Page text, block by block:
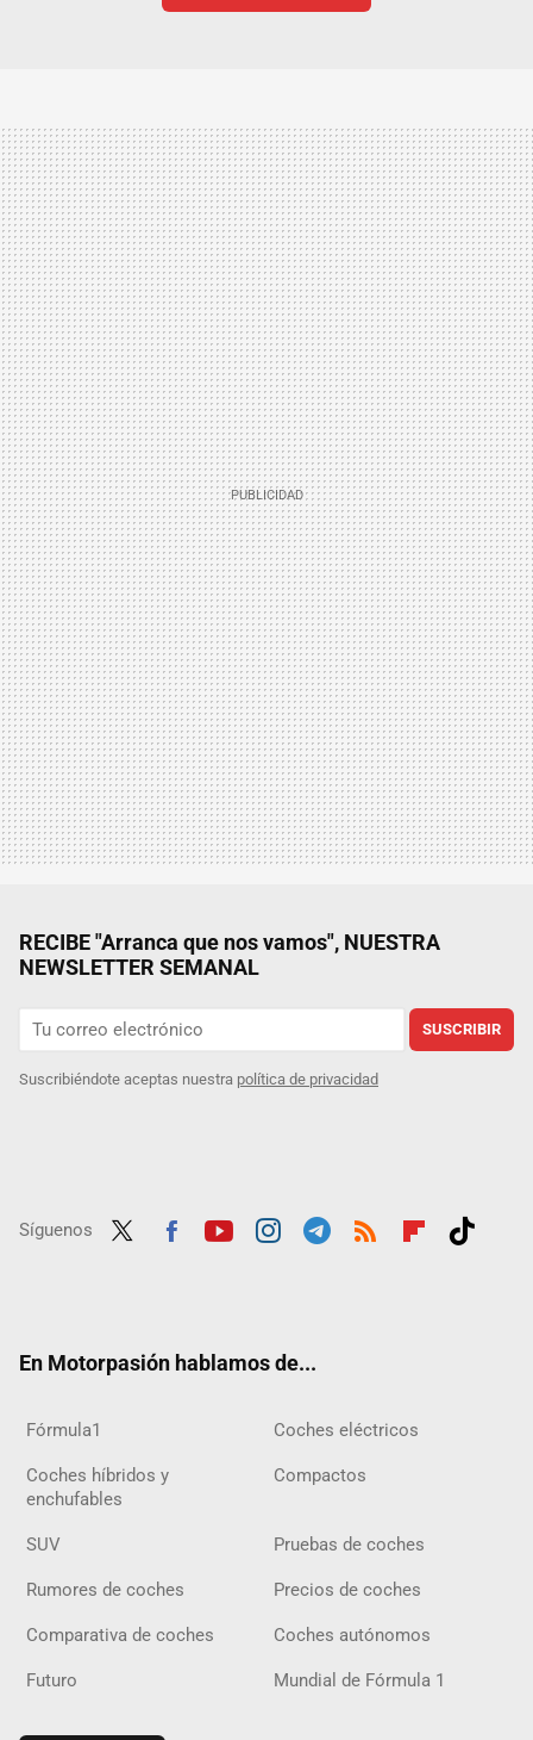
RECIBE "Arranca que nos vamos", NUESTRA
NEWSLETTER SEMANAL
SUSCRIBIR
Suscribiéndote aceptas nuestra política de privacidad
Síguenos
En Motorpasión hablamos de...
Fórmula1 Coches eléctricos
Coches híbridos y
enchufables
Compactos
SUV Pruebas de coches
Rumores de coches Precios de coches
Comparativa de coches Coches autónomos
Futuro Mundial de Fórmula 1